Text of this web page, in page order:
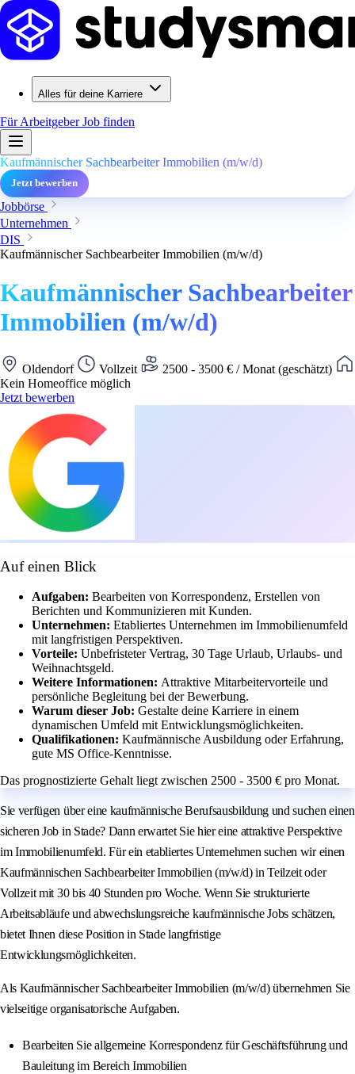
Alles für deine Karriere
Für ArbeitgeberJob finden
Kaufmännischer Sachbearbeiter Immobilien (m/w/d)
Jetzt bewerben
Jobbörse
Unternehmen
DIS
Kaufmännischer Sachbearbeiter Immobilien (m/w/d)
Kaufmännischer Sachbearbeiter
Immobilien (m/w/d)
Oldendorf Vollzeit
2500 - 3500 € / Monat (geschätzt)
Kein Homeoffice möglich
Jetzt bewerben
Auf einen Blick
Aufgaben: Bearbeiten von Korrespondenz, Erstellen von
Berichten und Kommunizieren mit Kunden.
Unternehmen: Etabliertes Unternehmen im Immobilienumfeld
mit langfristigen Perspektiven.
Vorteile: Unbefristeter Vertrag, 30 Tage Urlaub, Urlaubs- und
Weihnachtsgeld.
Weitere Informationen: Attraktive Mitarbeitervorteile und
persönliche Begleitung bei der Bewerbung.
Warum dieser Job: Gestalte deine Karriere in einem
dynamischen Umfeld mit Entwicklungsmöglichkeiten.
Qualifikationen: Kaufmännische Ausbildung oder Erfahrung,
gute MS Office-Kenntnisse.
Das prognostizierte Gehalt liegt zwischen 2500 - 3500 € pro Monat.
Sie verfügen über eine kaufmännische Berufsausbildung und suchen einen
sicheren Job in Stade? Dann erwartet Sie hier eine attraktive Perspektive
im Immobilienumfeld. Für ein etabliertes Unternehmen suchen wir einen
Kaufmännischen Sachbearbeiter Immobilien (m/w/d) in Teilzeit oder
Vollzeit mit 30 bis 40 Stunden pro Woche. Wenn Sie strukturierte
Arbeitsabläufe und abwechslungsreiche kaufmännische Jobs schätzen,
bietet Ihnen diese Position in Stade langfristige
Entwicklungsmöglichkeiten.
Als Kaufmännischer Sachbearbeiter Immobilien (m/w/d) übernehmen Sie
vielseitige organisatorische Aufgaben.
Bearbeiten Sie allgemeine Korrespondenz für Geschäftsführung und
Bauleitung im Bereich Immobilien